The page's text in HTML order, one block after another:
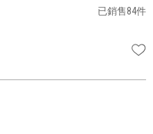
已銷售84件